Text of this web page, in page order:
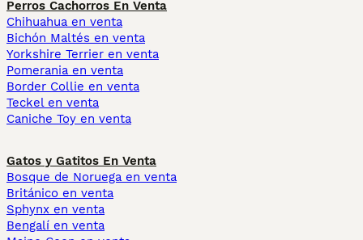
Perros Cachorros En Venta
Chihuahua en venta
Bichón Maltés en venta
Yorkshire Terrier en venta
Pomerania en venta
Border Collie en venta
Teckel en venta
Caniche Toy en venta
Gatos y Gatitos En Venta
Bosque de Noruega en venta
Británico en venta
Sphynx en venta
Bengalí en venta